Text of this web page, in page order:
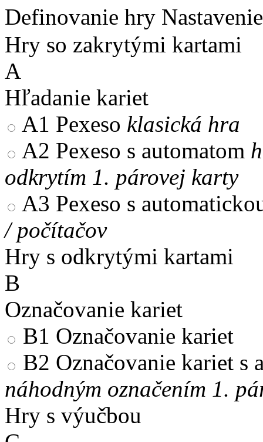
Definovanie hry
Hry so zakrytými kartami
A
Hľadanie kariet
A1 Pexeso klasická hra
A2 Pexeso s automatom
odkrytím 1. párovej karty
A3 Pexeso s
/ počítačov
Hry s odkrytými kartami
B
Označovanie kariet
B1 Označovanie kariet
B2 Označovanie kariet s
náhodným označením 1.
Hry s výučbou